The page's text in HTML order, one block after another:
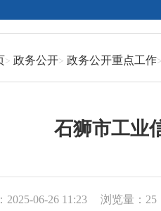
政务公开 政务公开重点工作
石狮市工业
2025-06-26 11:23 浏览量： 25